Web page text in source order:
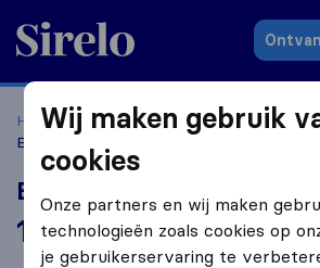
Sirelo.nl
Home Verhuisbedrijven
Ervaren Verhuizers
Ervaren Verhuizers
10,0 gebaseerd op5
Sirelo en Google reviews
Wij maken gebruik
cookies
Onze partners en wij maken
technologieën zoals cookies op
je gebruikerservaring te